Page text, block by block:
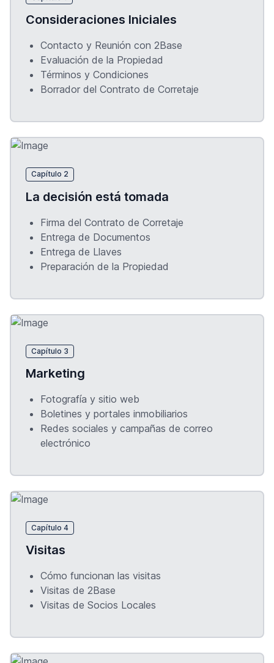
Consideraciones Iniciales
Contacto y Reunión con 2Base
Evaluación de la Propiedad
Términos y Condiciones
Borrador del Contrato de Corretaje
Capítulo 2
La decisión está tomada
Firma del Contrato de Corretaje
Entrega de Documentos
Entrega de Llaves
Preparación de la Propiedad
Capítulo 3
Marketing
Fotografía y sitio web
Boletines y portales inmobiliarios
Redes sociales y campañas de correo
electrónico
Capítulo 4
Visitas
Cómo funcionan las visitas
Visitas de 2Base
Visitas de Socios Locales